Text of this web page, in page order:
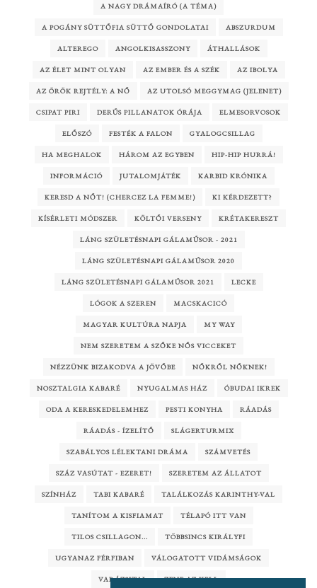
A NAGY DRÁMAÍRÓ (A TÉMA)
A POGÁNY SÜTTŐFIA SÜTTŐ GONDOLATAI ABSZURDUM
ALTEREGO ANGOLKISASSZONY ÁTHALLÁSOK
AZ ÉLET MINT OLYAN AZ EMBER ÉS A SZÉK AZ IBOLYA
AZ ÖRÖK REJTÉLY: A NŐ AZ UTOLSÓ MEGGYMAG (JELENET)
CSIPAT PIRI DERŰS PILLANATOK ÓRÁJA ELMESORVOSOK
ELŐSZÓ FESTÉK A FALON GYALOGCSILLAG
HA MEGHALOK HÁROM AZ EGYBEN HIP-HIP HURRÁ!
INFORMÁCIÓ JUTALOMJÁTÉK KARBID KRÓNIKA
KERESD A NŐT! (CHERCEZ LA FEMME!) KI KÉRDEZETT?
KÍSÉRLETI MÓDSZER KÖLTŐI VERSENY KRÉTAKERESZT
LÁNG SZÜLETÉSNAPI GÁLAMŰSOR - 2021
LÁNG SZÜLETÉSNAPI GÁLAMŰSOR 2020
LÁNG SZÜLETÉSNAPI GÁLAMŰSOR 2021 LECKE
LÓGOK A SZEREN MACSKACICÓ
MAGYAR KULTÚRA NAPJA MY WAY
NEM SZERETEM A SZŐKE NŐS VICCEKET
NÉZZÜNK BIZAKODVA A JÖVŐBE NŐKRŐL NŐKNEK!
NOSZTALGIA KABARÉ NYUGALMAS HÁZ ÓBUDAI IKREK
ODA A KERESKEDELEMHEZ PESTI KONYHA RÁADÁS
RÁADÁS - ÍZELÍTŐ SLÁGERTURMIX
SZABÁLYOS LÉLEKTANI DRÁMA SZÁMVETÉS
SZÁZ VASÚTAT - EZERET! SZERETEM AZ ÁLLATOT
SZÍNHÁZ TABI KABARÉ TALÁLKOZÁS KARINTHY-VAL
TANÍTOM A KISFIAMAT TÉLAPÓ ITT VAN
TILOS CSILLAGON... TÖBBSINCS KIRÁLYFI
UGYANAZ FÉRFIBAN VÁLOGATOTT VIDÁMSÁGOK
VARÁZSITAL ZENE AZ KELL